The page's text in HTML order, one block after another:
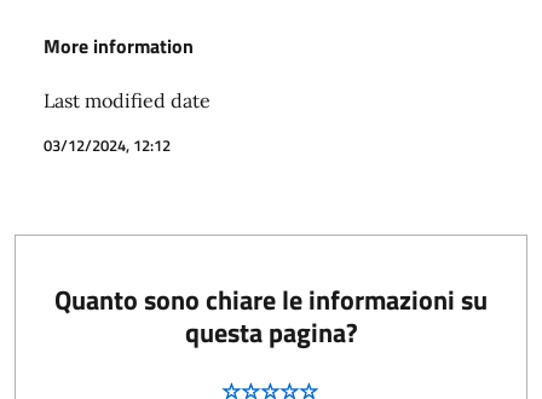
More information
Last modified date
03/12/2024, 12:12
Quanto sono chiare le informazioni su
questa pagina?